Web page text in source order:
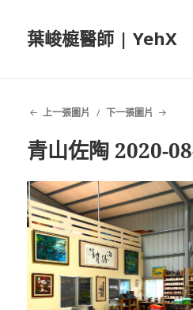
葉峻榳醫師 | YehX
上一張圖片 下一張圖片
青山佐陶 2020-